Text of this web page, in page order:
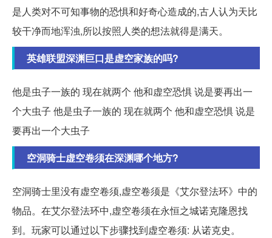
是人类对不可知事物的恐惧和好奇心造成的,古人认为天比
较干净而地浑浊,所以按照人类的想法就得是满天。
英雄联盟深渊巨口是虚空家族的吗?
他是虫子一族的 现在就两个 他和虚空恐惧 说是要再出一
个大虫子 他是虫子一族的 现在就两个 他和虚空恐惧 说是
要再出一个大虫子
空洞骑士虚空卷须在深渊哪个地方?
空洞骑士里没有虚空卷须,虚空卷须是《艾尔登法环》中的
物品。在艾尔登法环中,虚空卷须在永恒之城诺克隆恩找
到。玩家可以通过以下步骤找到虚空卷须: 从诺克史。